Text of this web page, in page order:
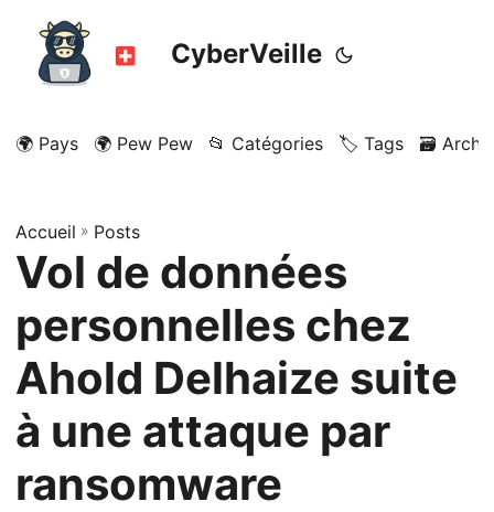
CyberVeille
🌍 Pays 🌍 Pew Pew 📂 Catégories 🏷️ Tags 🗃️
Accueil » Posts
Vol de données
personnelles chez
Ahold Delhaize suite
à une attaque par
ransomware